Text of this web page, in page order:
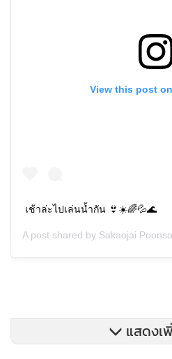
View this post
เช้าล่ะไปเล่นน้ำกัน 👙☀️🌈💦🌊
A post shared by Sakaojai
แสดงเ